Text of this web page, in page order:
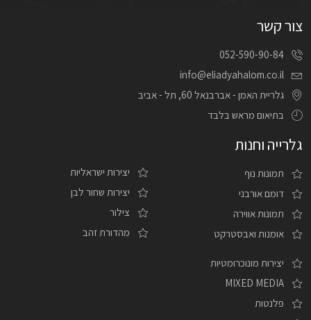
צור קשר
052-590-90-84
info@eliadyahalom.co.il
גלריית האמן - אברבנאל 60, תל - אביב
בתיאום מראש בלבד
גלרייה וחנות
תמונות נוף
דומם אורבני
תמונות אווירה
אומנות ואבסטרקט
יצירות ישראליות
יצירות שחור לבן
צילור
מהדורת זהב
יצירות מונוכרומטיות
MIXED MEDIA
פלנטות